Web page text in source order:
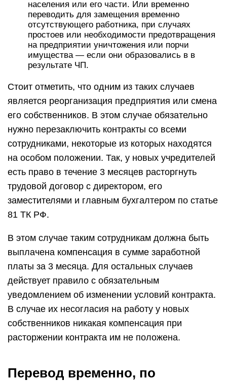
населения или его части. Или временно
переводить для замещения временно
отсутствующего работника, при случаях
простоев или необходимости предотвращения
на предприятии уничтожения или порчи
имущества — если они образовались в в
результате ЧП.
Стоит отметить, что одним из таких случаев
является реорганизация предприятия или смена
его собственников. В этом случае обязательно
нужно перезаключить контракты со всеми
сотрудниками, некоторые из которых находятся
на особом положении. Так, у новых учредителей
есть право в течение 3 месяцев расторгнуть
трудовой договор с директором, его
заместителями и главным бухгалтером по статье
81 ТК РФ.
В этом случае таким сотрудникам должна быть
выплачена компенсация в сумме заработной
платы за 3 месяца. Для остальных случаев
действует правило с обязательным
уведомлением об изменении условий контракта.
В случае их несогласия на работу у новых
собственников никакая компенсация при
расторжении контракта им не положена.
Перевод временно, по